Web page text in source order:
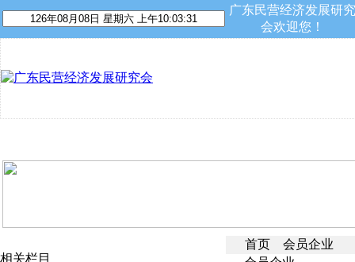
广东民营经济发展研究
会欢迎您！
相关栏目
首页
会员企业